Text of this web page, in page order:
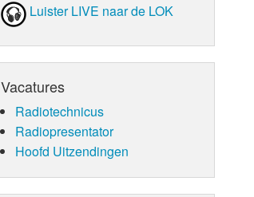
Luister LIVE naar de LOK
Vacatures
Radiotechnicus
Radiopresentator
Hoofd Uitzendingen